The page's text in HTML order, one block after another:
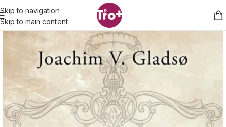
Skip to navigation
Skip to main content